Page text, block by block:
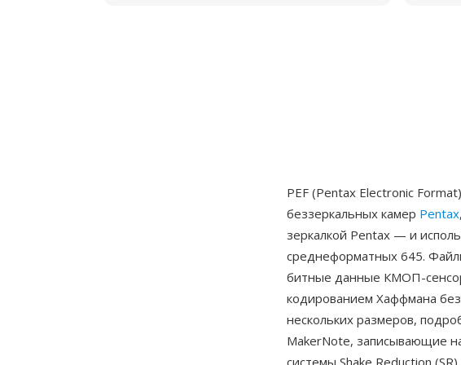
PEF (Pentax Electronic
беззеркальных камер Pentax
зеркалкой Pentax — и
среднеформатных 645.
битные данные КМОП-
кодированием Хаффмана
нескольких размеров,
MakerNote, записывающие
системы Shake Reduction